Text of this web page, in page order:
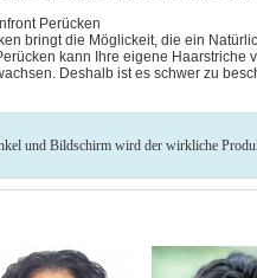
Perücken
bringt die Möglickeit, die ein
kann Ihre eigene Haarstriche
Deshalb ist es schwer zu
und Bildschirm wird der wirkliche